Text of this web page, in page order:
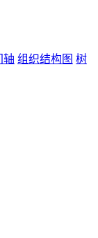
轴 组织结构图 树